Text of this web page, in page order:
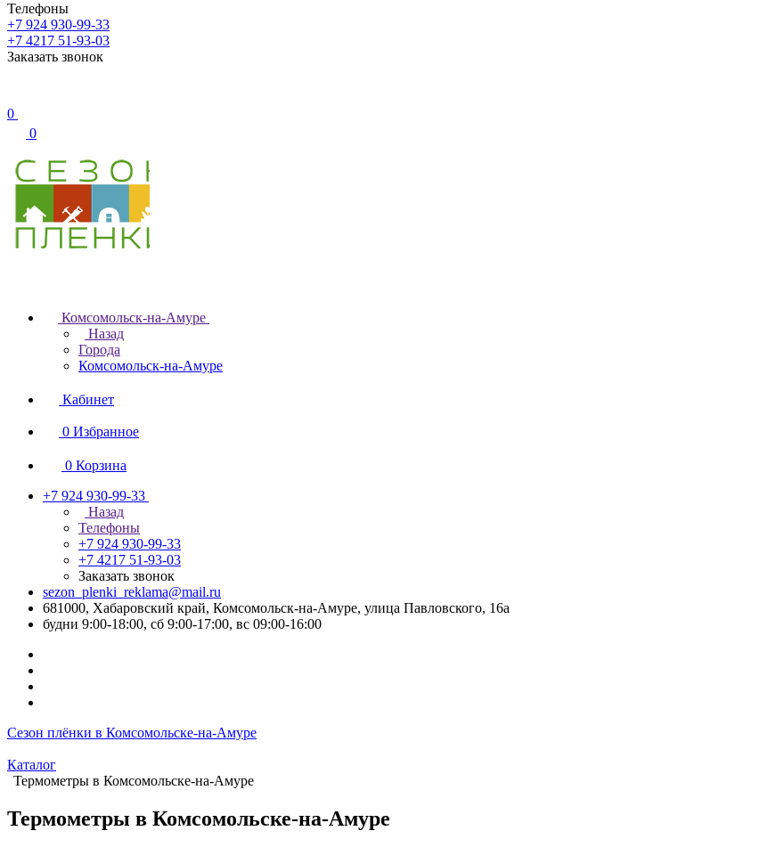
Телефоны
+7 924 930-99-33
+7 4217 51-93-03
Заказать звонок
0
0
Комсомольск-на-Амуре
Назад
Города
Комсомольск-на-Амуре
Кабинет
0 Избранное
0 Корзина
+7 924 930-99-33
Назад
Телефоны
+7 924 930-99-33
+7 4217 51-93-03
Заказать звонок
sezon_plenki_reklama@mail.ru
681000, Хабаровский край, Комсомольск-на-Амуре, улица Павловского, 16а
будни 9:00-18:00, сб 9:00-17:00, вс 09:00-16:00
Сезон плёнки в Комсомольске-на-Амуре
Каталог
Термометры в Комсомольске-на-Амуре
Термометры в Комсомольске-на-Амуре